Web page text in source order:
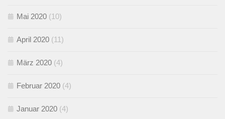
Mai 2020 (10)
April 2020 (11)
März 2020 (4)
Februar 2020 (4)
Januar 2020 (4)